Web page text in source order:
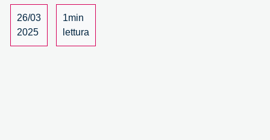
26/03
2025
1min
lettura